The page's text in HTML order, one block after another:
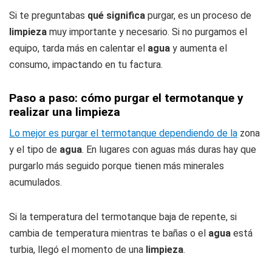
Si te preguntabas qué significa purgar, es un proceso de
limpieza muy importante y necesario. Si no purgamos el
equipo, tarda más en calentar el agua y aumenta el
consumo, impactando en tu factura.
Paso a paso: cómo purgar el termotanque y
realizar una limpieza
Lo mejor es purgar el termotanque dependiendo de la zona
y el tipo de agua. En lugares con aguas más duras hay que
purgarlo más seguido porque tienen más minerales
acumulados.
Si la temperatura del termotanque baja de repente, si
cambia de temperatura mientras te bañas o el agua está
turbia, llegó el momento de una limpieza.